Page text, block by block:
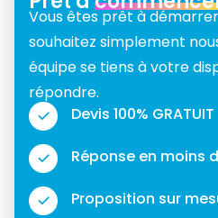
Vous êtes prêt à
souhaitez simplement
équipe se tiens à votre
répondre.
Devis 100% GRATUIT
Réponse en moins
Proposition sur